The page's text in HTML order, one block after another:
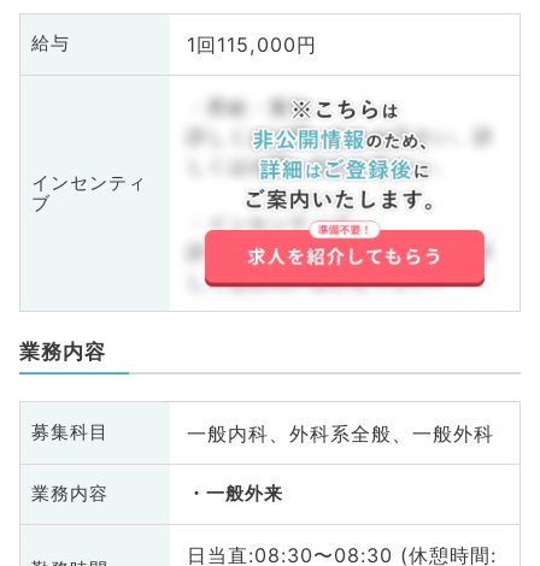
給与 1回115,000円
インセンティ
ブ
・昇給・賞与
詳しくはお問い合わせ下さい。詳
しくはお問い合わせ下さい。
・インセンティブ
詳しくはお問い合わせ下さい。詳
しくはお問い合わせ下さい。
業務内容
募集科目 一般内科、外科系全般、一般外科
業務内容 一般外来
日当直:08:30〜08:30 (休憩時間: